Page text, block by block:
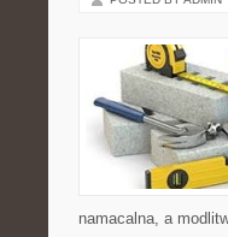
namacalna, a